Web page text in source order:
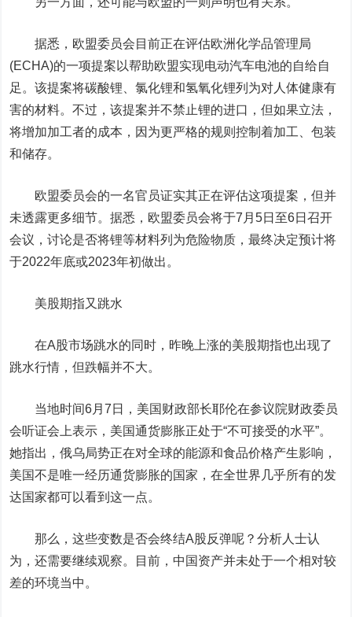
据悉，欧盟委员会目前正在评估欧洲化学品管理局
(ECHA)的一项提案以帮助欧盟实现电动汽车电池的自给自
足。该提案将碳酸锂、氯化锂和氢氧化锂列为对人体健康有
害的材料。不过，该提案并不禁止锂的进口，但如果立法，
将增加加工者的成本，因为更严格的规则控制着加工、包装
和储存。
欧盟委员会的一名官员证实其正在评估这项提案，但并
未透露更多细节。据悉，欧盟委员会将于7月5日至6日召开
会议，讨论是否将锂等材料列为危险物质，最终决定预计将
于2022年底或2023年初做出。
美股期指又跳水
在A股市场跳水的同时，昨晚上涨的美股期指也出现了
跳水行情，但跌幅并不大。
当地时间6月7日，美国财政部长耶伦在参议院财政委员
会听证会上表示，美国通货膨胀正处于“不可接受的水平”。
她指出，俄乌局势正在对全球的能源和食品价格产生影响，
美国不是唯一经历通货膨胀的国家，在全世界几乎所有的发
达国家都可以看到这一点。
那么，这些变数是否会终结A股反弹呢？分析人士认
为，还需要继续观察。目前，中国资产并未处于一个相对较
差的环境当中。